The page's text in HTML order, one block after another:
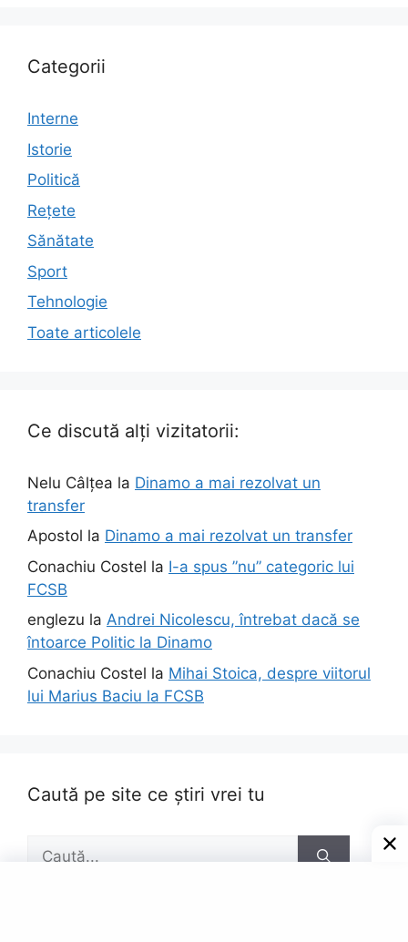
Categorii
Interne
Istorie
Politică
Rețete
Sănătate
Sport
Tehnologie
Toate articolele
Ce discută alți vizitatorii:
Nelu Câlțea la Dinamo a mai rezolvat un
transfer
Apostol la Dinamo a mai rezolvat un transfer
Conachiu Costel la I-a spus ”nu” categoric lui
FCSB
englezu la Andrei Nicolescu, întrebat dacă se
întoarce Politic la Dinamo
Conachiu Costel la Mihai Stoica, despre viitorul
lui Marius Baciu la FCSB
Caută pe site ce știri vrei tu
după: